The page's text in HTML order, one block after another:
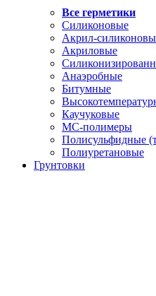
Все герметики
Силиконовые
Акрил-
Акриловые
Анаэробные
Битумные
Каучуковые
МС-полимеры
Полисульфидные
Полиуретановые
Грунтовки